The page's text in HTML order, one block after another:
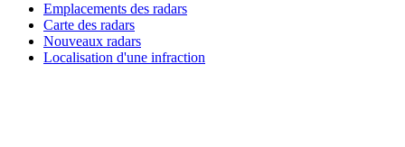
Emplacements des radars
Carte des radars
Nouveaux radars
Localisation d'une infraction